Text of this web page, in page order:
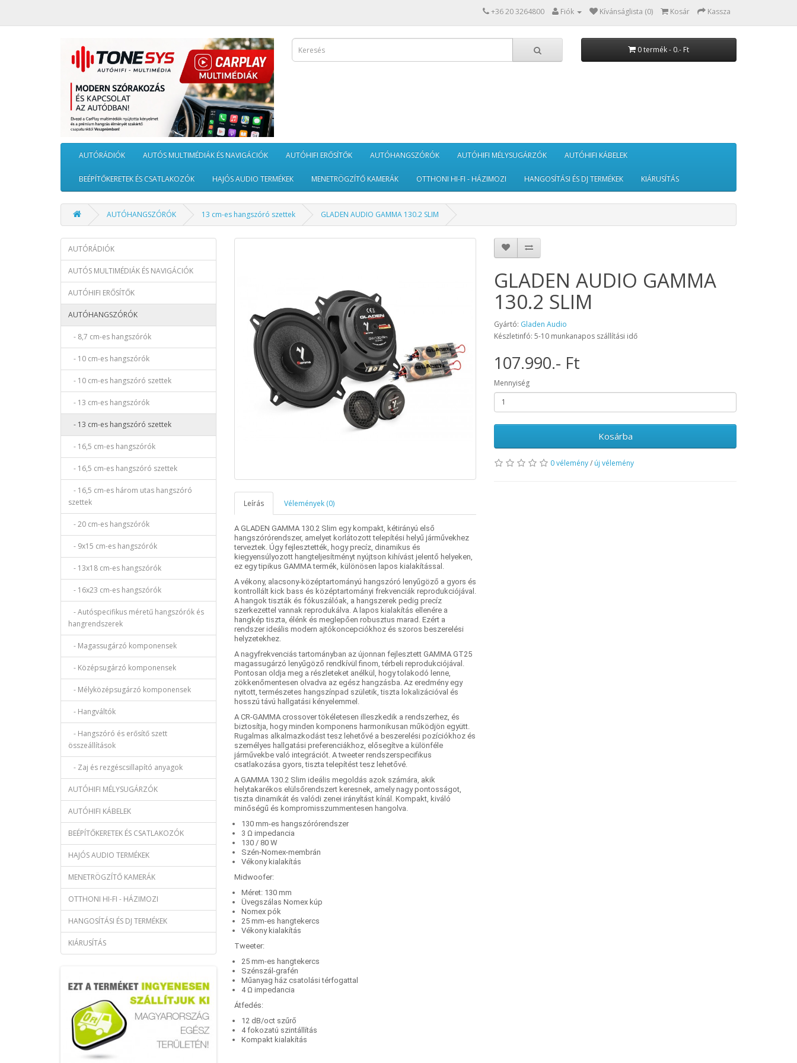
+36 20 3264800 Fiók Kívánságlista (0) Kosár Kassza
0 termék - 0.- Ft
AUTÓRÁDIÓK AUTÓS MULTIMÉDIÁK ÉS NAVIGÁCIÓK AUTÓHIFI ERŐSÍTŐK AUTÓHANGSZÓRÓK AUTÓHIFI MÉLYSUGÁRZÓK AUTÓHIFI KÁBELEK
BEÉPÍTŐKERETEK ÉS CSATLAKOZÓK HAJÓS AUDIO TERMÉKEK MENETRÖGZÍTŐ KAMERÁK OTTHONI HI-FI - HÁZIMOZI HANGOSÍTÁSI ÉS DJ TERMÉKEK KIÁRUSÍTÁS
AUTÓHANGSZÓRÓK 13 cm-es hangszóró szettek GLADEN AUDIO GAMMA 130.2 SLIM
AUTÓRÁDIÓK
AUTÓS MULTIMÉDIÁK ÉS NAVIGÁCIÓK
AUTÓHIFI ERŐSÍTŐK
AUTÓHANGSZÓRÓK
- 8,7 cm-es hangszórók
- 10 cm-es hangszórók
- 10 cm-es hangszóró szettek
- 13 cm-es hangszórók
- 13 cm-es hangszóró szettek
- 16,5 cm-es hangszórók
- 16,5 cm-es hangszóró szettek
- 16,5 cm-es három utas hangszóró
szettek
- 20 cm-es hangszórók
- 9x15 cm-es hangszórók
- 13x18 cm-es hangszórók
- 16x23 cm-es hangszórók
- Autóspecifikus méretű hangszórók és
hangrendszerek
- Magassugárzó komponensek
- Középsugárzó komponensek
- Mélyközépsugárzó komponensek
- Hangváltók
- Hangszóró és erősítő szett
összeállítások
- Zaj és rezgéscsillapító anyagok
AUTÓHIFI MÉLYSUGÁRZÓK
AUTÓHIFI KÁBELEK
BEÉPÍTŐKERETEK ÉS CSATLAKOZÓK
HAJÓS AUDIO TERMÉKEK
MENETRÖGZÍTŐ KAMERÁK
OTTHONI HI-FI - HÁZIMOZI
HANGOSÍTÁSI ÉS DJ TERMÉKEK
KIÁRUSÍTÁS
Leírás Vélemények (0)
A GLADEN GAMMA 130.2 Slim egy kompakt, kétirányú első
hangszórórendszer, amelyet korlátozott telepítési helyű járművekhez
terveztek. Úgy fejlesztették, hogy precíz, dinamikus és
kiegyensúlyozott hangteljesítményt nyújtson kihívást jelentő helyeken,
ez egy tipikus GAMMA termék, különösen lapos kialakítással.
A vékony, alacsony-középtartományú hangszóró lenyűgöző a gyors és
kontrollált kick bass és középtartományi frekvenciák reprodukciójával.
A hangok tiszták és fókuszálóak, a hangszerek pedig precíz
szerkezettel vannak reprodukálva. A lapos kialakítás ellenére a
hangkép tiszta, élénk és meglepően robusztus marad. Ezért a
rendszer ideális modern ajtókoncepciókhoz és szoros beszerelési
helyzetekhez.
A nagyfrekvenciás tartományban az újonnan fejlesztett GAMMA GT25
magassugárzó lenyűgöző rendkívül finom, térbeli reprodukciójával.
Pontosan oldja meg a részleteket anélkül, hogy tolakodó lenne,
zökkenőmentesen olvadva az egész hangzásba. Az eredmény egy
nyitott, természetes hangszínpad születik, tiszta lokalizációval és
hosszú távú hallgatási kényelemmel.
A CR-GAMMA crossover tökéletesen illeszkedik a rendszerhez, és
biztosítja, hogy minden komponens harmonikusan működjön együtt.
Rugalmas alkalmazkodást tesz lehetővé a beszerelési pozíciókhoz és
személyes hallgatási preferenciákhoz, elősegítve a különféle
járművekbe való integrációt. A tweeter rendszerspecifikus
csatlakozása gyors, tiszta telepítést tesz lehetővé.
A GAMMA 130.2 Slim ideális megoldás azok számára, akik
helytakarékos elülsőrendszert keresnek, amely nagy pontosságot,
tiszta dinamikát és valódi zenei irányítást kínál. Kompakt, kiváló
minőségű és kompromisszummentesen hangolva.
130 mm-es hangszórórendszer
3 Ω impedancia
130 / 80 W
Szén-Nomex-membrán
Vékony kialakítás
Midwoofer:
Méret: 130 mm
Üvegszálas Nomex kúp
Nomex pók
25 mm-es hangtekercs
Vékony kialakítás
Tweeter:
25 mm-es hangtekercs
Szénszál-grafén
Műanyag ház csatolási térfogattal
4 Ω impedancia
Átfedés:
12 dB/oct szűrő
4 fokozatú szintállítás
Kompakt kialakítás
GLADEN AUDIO GAMMA
130.2 SLIM
Gyártó: Gladen Audio
Készletinfó: 5-10 munkanapos szállítási idő
107.990.- Ft
Mennyiség
Kosárba
0 vélemény/ új vélemény